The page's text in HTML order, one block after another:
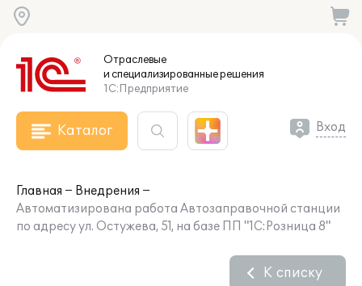
Отраслевые
и специализированныерешения
1С:Предприятие
Каталог Вход
Главная
Внедрения
Автоматизирована работа Автозаправочной станции
по адресу ул. Остужева, 51, на базе ПП "1С:Розница 8"
К списку